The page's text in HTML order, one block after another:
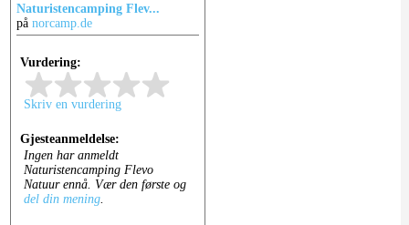
Naturistencamping Flev...
på norcamp.de